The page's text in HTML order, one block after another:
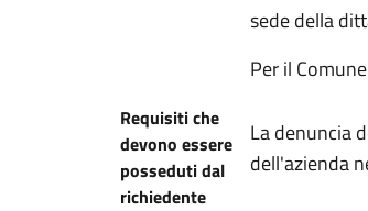
sede della
Per il
Requisiti che
devono essere
posseduti dal
richiedente
La denuncia
dell'azienda